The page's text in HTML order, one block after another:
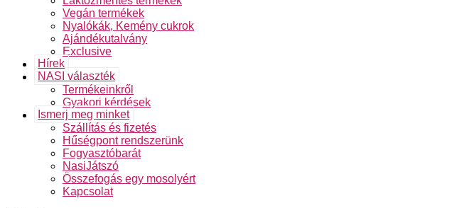
Vegán termékek
Nyalókák, Kemény cukrok
Ajándékutalvány
Exclusive
Hírek
NASI választék
Termékeinkről
Gyakori kérdések
Ismerj meg minket
Szállítás és fizetés
Hűségpont rendszerünk
Fogyasztóbarát
NasiJátszó
Összefogás egy mosolyért
Kapcsolat